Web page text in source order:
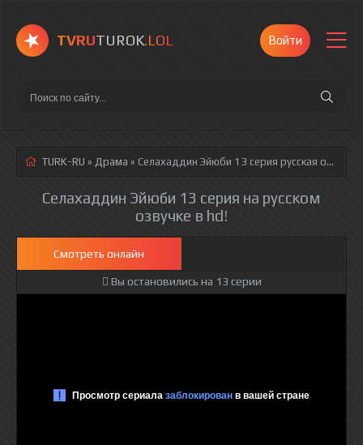
TVRUTUROK.LOL Войти
TURK-RU » Драма » Селахаддин Эйюби 13 серия русская озвучка полностью смотреть онлайн!
Селахаддин Эйюби 13 серия на русском
озвучке в hd!
Смотреть онлайн
Вы остановились на 13 серии